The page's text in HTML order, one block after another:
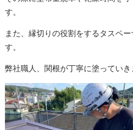
す。
また、縁切りの役割をするタスペ
す。
弊社職人、関根が丁寧に塗っていき